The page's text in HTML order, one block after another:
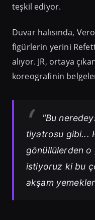
teşkil ediyor.
Duvar halısında,
figürlerin yerini
alıyor. JR, ortaya
koreografinin
"Bu
tiyatrosu gibi...
gönüllülerden o
istiyoruz ki bu
akşam